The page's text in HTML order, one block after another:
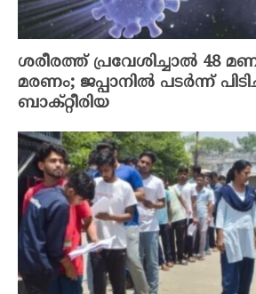
ശരീരത്ത് പ്രവേശിച്ചാൽ 48
മരണം; ജപ്പാനിൽ പടർന്ന്
ബാക്റ്റീരിയ